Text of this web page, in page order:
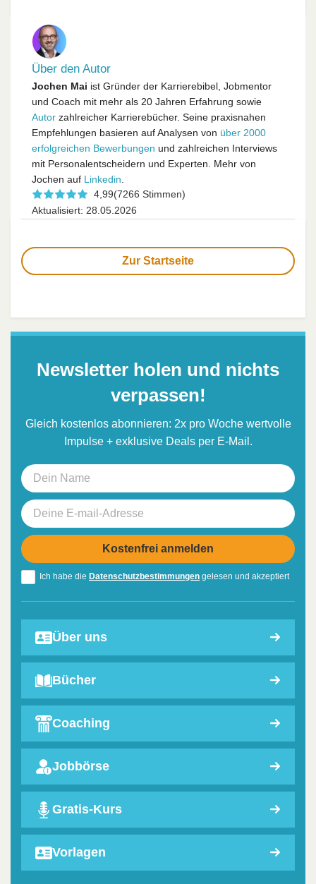
Über den Autor
Jochen Mai ist Gründer der Karrierebibel, Jobmentor
und Coach mit mehr als 20 Jahren Erfahrung sowie
Autor zahlreicher Karrierebücher. Seine praxisnahen
Empfehlungen basieren auf Analysen von über 2000
erfolgreichen Bewerbungen und zahlreichen Interviews
mit Personalentscheidern und Experten. Mehr von
Jochen auf Linkedin.
4,99(7266 Stimmen)
Aktualisiert: 28.05.2026
Zur Startseite
Newsletter holen und nichts
verpassen!
Gleich kostenlos abonnieren: 2x pro Woche wertvolle
Impulse + exklusive Deals per E-Mail.
Ich habe die Datenschutzbestimmungen gelesen und akzeptiert
Über uns
Bücher
Coaching
Jobbörse
Gratis-Kurs
Vorlagen